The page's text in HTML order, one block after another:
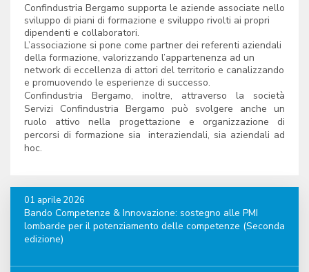
Confindustria Bergamo supporta le aziende associate nello
sviluppo di piani di formazione e sviluppo rivolti ai propri
dipendenti e collaboratori.
L’associazione si pone come partner dei referenti aziendali
della formazione, valorizzando l’appartenenza ad un
network di eccellenza di attori del territorio e canalizzando
e promuovendo le esperienze di successo.
Confindustria Bergamo, inoltre, attraverso la società
Servizi Confindustria Bergamo può svolgere anche un
ruolo attivo nella progettazione e organizzazione di
percorsi di formazione sia interaziendali, sia aziendali ad
hoc.
01 aprile 2026
Bando Competenze & Innovazione: sostegno alle PMI
lombarde per il potenziamento delle competenze (Seconda
edizione)